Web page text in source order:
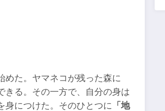
めた。ヤマネコが残った森に
きる。その一方で、自分の身は
身につけた。そのひとつに 「地